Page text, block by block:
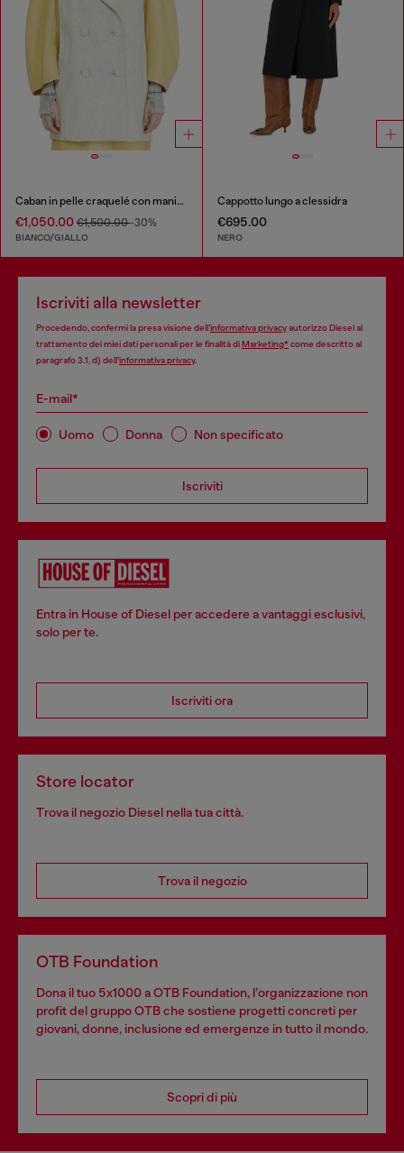
Caban in pelle craquelé con maniche cocoon
€1,050.00 €1,500.00-30%
BIANCO/GIALLO
Cappotto lungo a clessidra
€695.00
NERO
Iscriviti alla newsletter
Procedendo, confermi la presa visione dell’informativa privacyautorizzo Diesel al
trattamento dei miei dati personali per le finalità di Marketing*come descritto al
paragrafo 3.1, d) dell’informativa privacy.
E-mail*
Uomo Donna Non specificato
Iscriviti
Entra in House of Diesel per accedere a vantaggi esclusivi,
solo per te.
Iscriviti ora
Store locator
Trova il negozio Diesel nella tua città.
Trova il negozio
OTB Foundation
Dona il tuo 5x1000 a OTB Foundation, l’organizzazione non
profit del gruppo OTB che sostiene progetti concreti per
giovani, donne, inclusione ed emergenze in tutto il mondo.
Scopri di più